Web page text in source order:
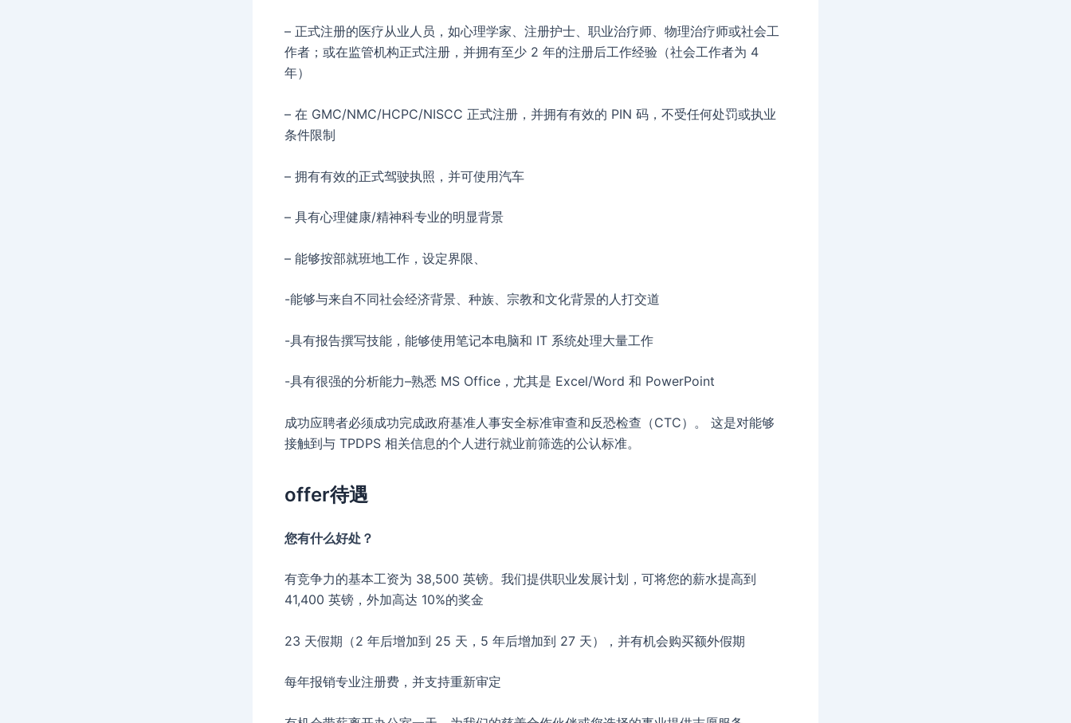
– 正式注册的医疗从业人员，如心理学家、注册护士、职业治疗师、物理治疗师或社会工
作者；或在监管机构正式注册，并拥有至少 2 年的注册后工作经验（社会工作者为 4
年）
– 在 GMC/NMC/HCPC/NISCC 正式注册，并拥有有效的 PIN 码，不受任何处罚或执业
条件限制
– 拥有有效的正式驾驶执照，并可使用汽车
– 具有心理健康/精神科专业的明显背景
– 能够按部就班地工作，设定界限、
-能够与来自不同社会经济背景、种族、宗教和文化背景的人打交道
-具有报告撰写技能，能够使用笔记本电脑和 IT 系统处理大量工作
-具有很强的分析能力–熟悉 MS Office，尤其是 Excel/Word 和 PowerPoint
成功应聘者必须成功完成政府基准人事安全标准审查和反恐检查（CTC）。 这是对能够
接触到与 TPDPS 相关信息的个人进行就业前筛选的公认标准。
offer待遇
您有什么好处？
有竞争力的基本工资为 38,500 英镑。我们提供职业发展计划，可将您的薪水提高到
41,400 英镑，外加高达 10%的奖金
23 天假期（2 年后增加到 25 天，5 年后增加到 27 天），并有机会购买额外假期
每年报销专业注册费，并支持重新审定